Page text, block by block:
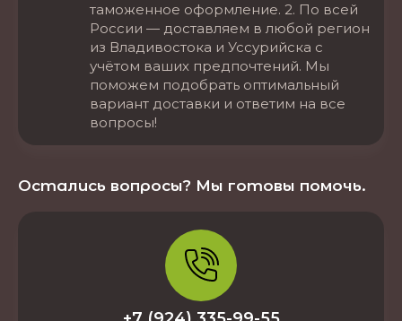
таможенное оформление. 2. По всей
России — доставляем в любой регион
из Владивостока и Уссурийска с
учётом ваших предпочтений. Мы
поможем подобрать оптимальный
вариант доставки и ответим на все
вопросы!
Остались вопросы? Мы готовы помочь.